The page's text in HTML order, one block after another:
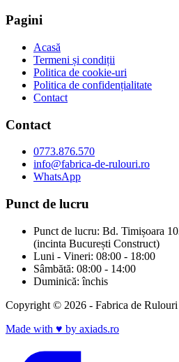
Pagini
Acasă
Termeni și condiții
Politica de cookie-uri
Politica de confidențialitate
Contact
Contact
0773.876.570
info@fabrica-de-rulouri.ro
WhatsApp
Punct de lucru
Punct de lucru: Bd. Timișoara
(incinta București Construct)
Luni - Vineri: 08:00 - 18:00
Sâmbătă: 08:00 - 14:00
Duminică: închis
Copyright © 2026 - Fabrica de Rulouri
Made with ♥ by axiads.ro